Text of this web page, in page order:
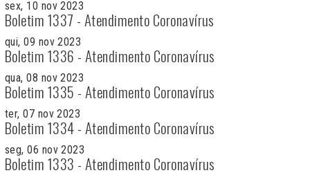
sex, 10 nov 2023
Boletim 1337 - Atendimento Coronavírus
qui, 09 nov 2023
Boletim 1336 - Atendimento Coronavírus
qua, 08 nov 2023
Boletim 1335 - Atendimento Coronavírus
ter, 07 nov 2023
Boletim 1334 - Atendimento Coronavírus
seg, 06 nov 2023
Boletim 1333 - Atendimento Coronavírus